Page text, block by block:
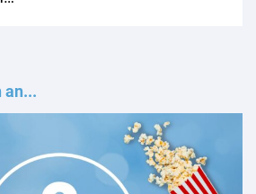
an...